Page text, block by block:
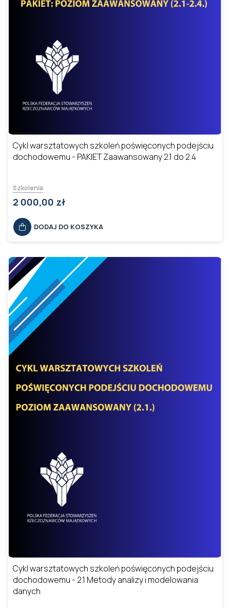
Cykl warsztatowych szkoleń poświęconych podejściu
dochodowemu - PAKIET Zaawansowany 2.1 do 2.4
Szkolenia
2 000,00 zł
DODAJ DO KOSZYKA
Cykl warsztatowych szkoleń poświęconych podejściu
dochodowemu - 2.1 Metody analizy i modelowania
danych